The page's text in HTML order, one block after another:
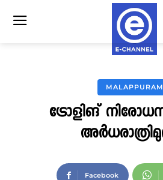
MALAPPURAM
ട്രോളിങ്
Facebook